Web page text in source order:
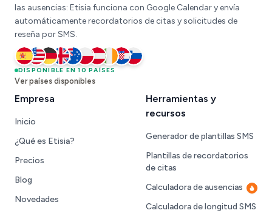
las ausencias: Etisia funciona con Google Calendar y envía
automáticamente recordatorios de citas y solicitudes de
reseña por SMS.
España
Estados Unidos
Alemania
Reino Unido
Australia
Polonia
Austria
IrlandaCroacia
DISPONIBLE EN 10 PAÍSES
Ver países disponibles
Empresa
Inicio
¿Qué es Etisia?
Precios
Blog
Novedades
Herramientas y
recursos
Generador de plantillas SMS
Plantillas de recordatorios
de citas
Calculadora de ausencias
Calculadora de longitud SMS